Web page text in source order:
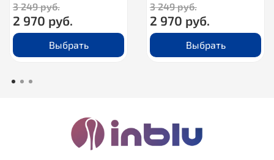
3 249 руб.
2 970 руб.
Выбрать
3 249 руб.
2 970 руб.
Выбрать